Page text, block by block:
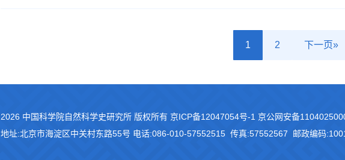
1 2 下一页»
2026 中国科学院自然科学史研究所 版权所有 京ICP备12047054号-1 京公网安备
地址:北京市海淀区中关村东路55号 电话:086-010-57552515 传真:57552567 邮政编码